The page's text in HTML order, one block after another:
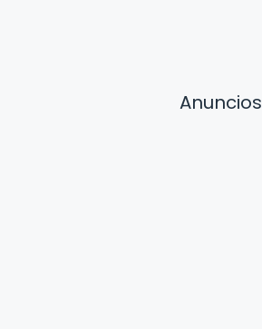
Anuncios